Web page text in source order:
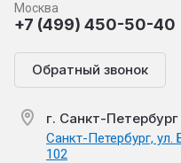
Москва
+7 (499) 450-50-40
Обратный звонок
г. Санкт-Петербург
Санкт-Петербург,
102